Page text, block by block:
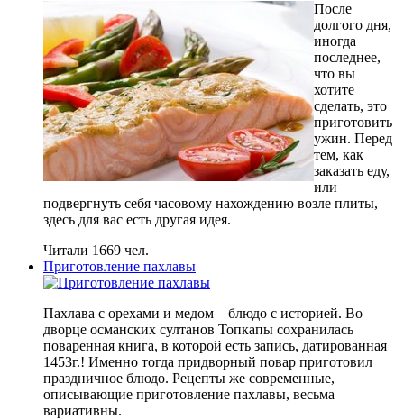
После
долгого дня,
иногда
последнее,
что вы
хотите
сделать, это
приготовить
ужин. Перед
тем, как
заказать еду,
или
подвергнуть себя часовому нахождению возле плиты,
здесь для вас есть другая идея.
Читали 1669 чел.
Приготовление пахлавы
Пахлава с орехами и медом – блюдо с историей. Во
дворце османских султанов Топкапы сохранилась
поваренная книга, в которой есть запись, датированная
1453г.! Именно тогда придворный повар приготовил
праздничное блюдо. Рецепты же современные,
описывающие приготовление пахлавы, весьма
вариативны.